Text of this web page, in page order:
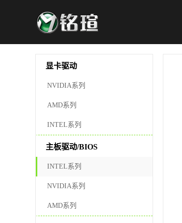
显卡驱动
NVIDIA系列
AMD系列
INTEL系列
主板驱动/BIOS
INTEL系列
NVIDIA系列
AMD系列